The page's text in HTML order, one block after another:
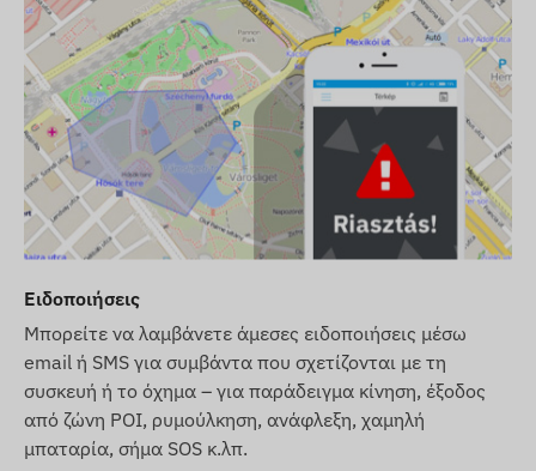
Ειδοποιήσεις
Μπορείτε να λαμβάνετε άμεσες ειδοποιήσεις μέσω
email ή SMS για συμβάντα που σχετίζονται με τη
συσκευή ή το όχημα – για παράδειγμα κίνηση, έξοδος
από ζώνη POI, ρυμούλκηση, ανάφλεξη, χαμηλή
μπαταρία, σήμα SOS κ.λπ.